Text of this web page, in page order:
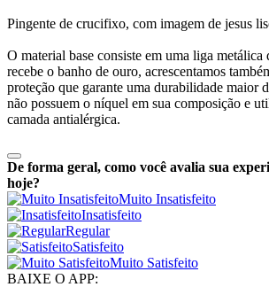
Pingente de crucifixo, com imagem de jesus
O material base consiste em uma liga metálica
recebe o banho de ouro, acrescentamos
proteção que garante uma durabilidade maior
não possuem o níquel em sua composição e
camada antialérgica.
De forma geral, como você avalia sua
hoje?
Muito Insatisfeito
Insatisfeito
Regular
Satisfeito
Muito Satisfeito
BAIXE O APP: